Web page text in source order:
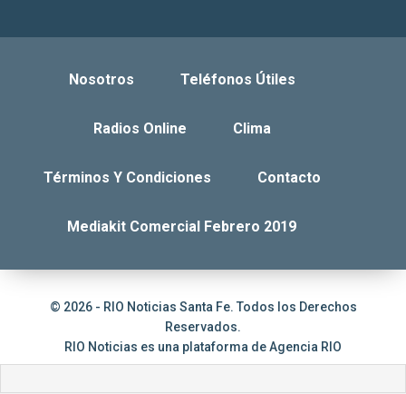
Nosotros Teléfonos Útiles
Radios Online Clima
Términos Y Condiciones Contacto
Mediakit Comercial Febrero 2019
© 2026 - RIO Noticias Santa Fe. Todos los Derechos
Reservados.
RIO Noticias es una plataforma deAgencia RIO